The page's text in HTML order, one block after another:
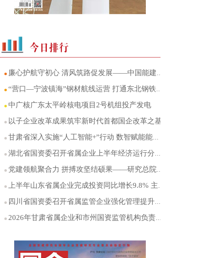
廉心护航守初心 清风筑路促发展——中国能建葛洲坝交投山东区域中心党总支廉洁品牌建设
“营口—宁波镇海”钢材航线运营 打通东北钢铁产区至华东市场海运直达通道
中广核广东太平岭核电项目2号机组投产发电
以子企业改革成果筑牢新时代首都国企改革之基
甘肃省深入实施“人工智能+”行动 数智赋能能源产业转型升级
湖北省国资委召开省属企业上半年经济运行分析会
党建领航聚合力 拼搏攻坚结硕果——研究总院党委以高质量党建引领能源科研创新突破
上半年山东省属企业完成投资同比增长9.8% 主业投资占比保持在99%以上
四川省国资委召开省属监管企业强化管理提升专项行动工作推进会
2026年甘肃省属企业和市州国资监管机构负责人年中工作会议召开